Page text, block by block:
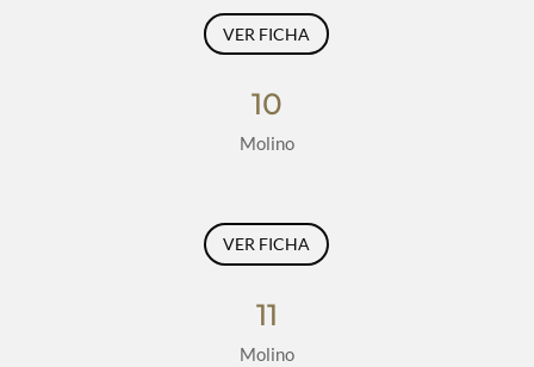
VER FICHA
10
Molino
VER FICHA
11
Molino